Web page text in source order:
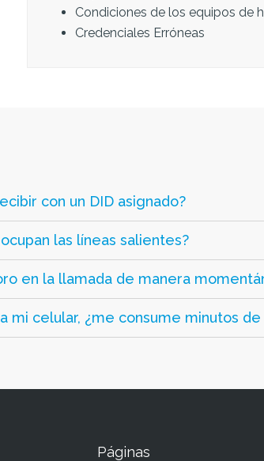
Condiciones de los equipos de
Credenciales Erróneas
con un DID asignado?
las líneas salientes?
en la llamada de manera
mi celular, ¿me consume minutos de
Páginas